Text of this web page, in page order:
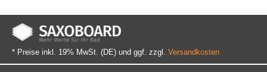
* Preise inkl. 19% MwSt. (DE) und ggf. zzgl. Versandkosten